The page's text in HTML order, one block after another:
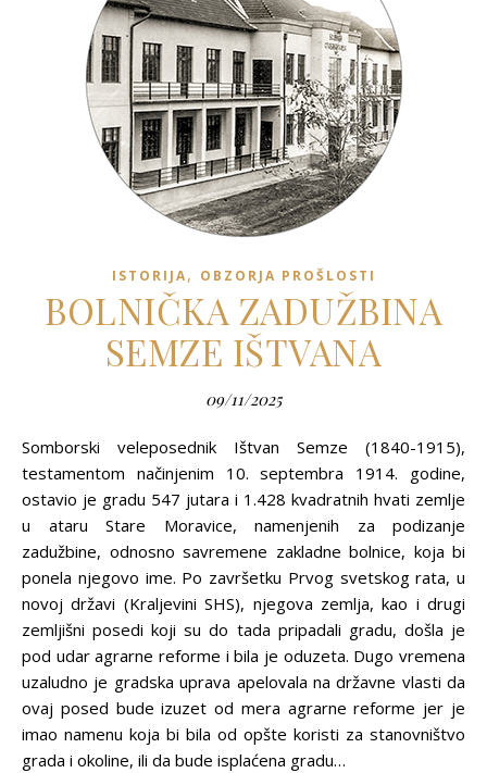
ISTORIJA, OBZORJA PROŠLOSTI
BOLNIČKA ZADUŽBINA
SEMZE IŠTVANA
09/11/2025
Somborski veleposednik Ištvan Semze (1840-1915),
testamentom načinjenim 10. septembra 1914. godine,
ostavio je gradu 547 jutara i 1.428 kvadratnih hvati zemlje
u ataru Stare Moravice, namenjenih za podizanje
zadužbine, odnosno savremene zakladne bolnice, koja bi
ponela njegovo ime. Po završetku Prvog svetskog rata, u
novoj državi (Kraljevini SHS), njegova zemlja, kao i drugi
zemljišni posedi koji su do tada pripadali gradu, došla je
pod udar agrarne reforme i bila je oduzeta. Dugo vremena
uzaludno je gradska uprava apelovala na državne vlasti da
ovaj posed bude izuzet od mera agrarne reforme jer je
imao namenu koja bi bila od opšte koristi za stanovništvo
grada i okoline, ili da bude isplaćena gradu…